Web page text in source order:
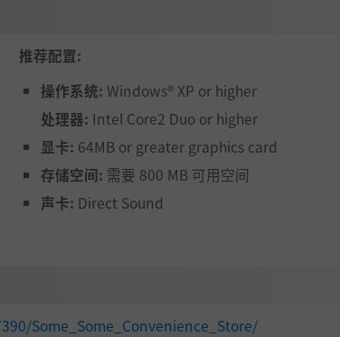
推荐配置:
操作系统: Windows® XP or higher
处理器: Intel Core2 Duo or higher
显卡: 64MB or greater graphics card
存储空间: 需要 800 MB 可用空间
声卡: Direct Sound
Some_Some_Convenience_Store/